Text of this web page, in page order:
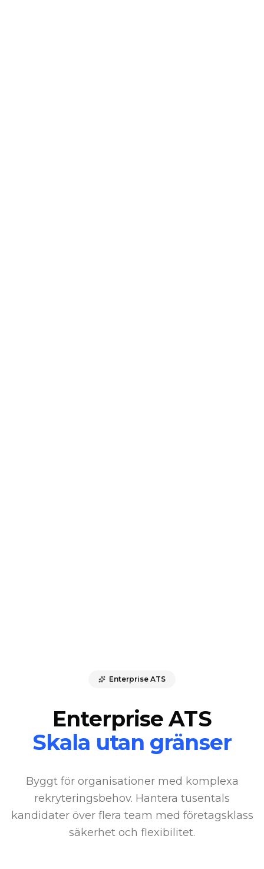
Enterprise ATS
Enterprise ATS
Skala utan gränser
Byggt för organisationer med komplexa
rekryteringsbehov. Hantera tusentals
kandidater över flera team med företagsklass
säkerhet och flexibilitet.